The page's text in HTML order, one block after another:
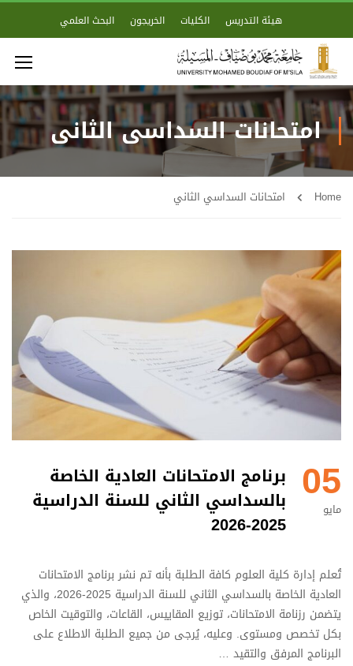
هيئة التدريس الكليات الخريجون البحث العلمي
امتحانات السداسي الثاني
Home امتحانات السداسي الثاني
05
مايو
برنامج الامتحانات العادية الخاصة
بالسداسي الثاني للسنة الدراسية
2025-2026
تُعلم إدارة كلية العلوم كافة الطلبة بأنه تم نشر برنامج الامتحانات
العادية الخاصة بالسداسي الثاني للسنة الدراسية 2025-2026، والذي
يتضمن رزنامة الامتحانات، توزيع المقاييس، القاعات، والتوقيت الخاص
بكل تخصص ومستوى. وعليه، يُرجى من جميع الطلبة الاطلاع على
البرنامج المرفق والتقيد …